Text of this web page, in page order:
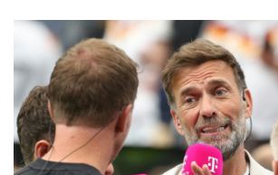
Nächste Pleite im Leagues Cup für Müller
Nowotny sieht Klopp als mögliche Stütze
Bayer-Boss Carro: "Wir wollen Titel
Bericht: EU importiert wieder mehr
Militärverwaltung: Mindestens drei Tote
in Region Kiew